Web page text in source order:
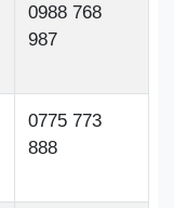
0988 768
987
0775 773
888